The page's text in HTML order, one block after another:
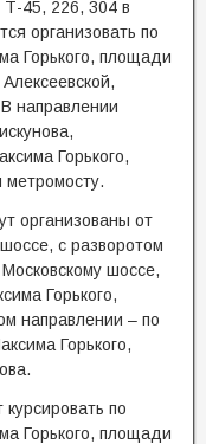
45, 226, 304 в
организовать по
Горького, площади
направлении
Горького,
метромосту.
организованы от
с разворотом
шоссе,
Горького,
направлении – по
Горького,
по
Горького, площади